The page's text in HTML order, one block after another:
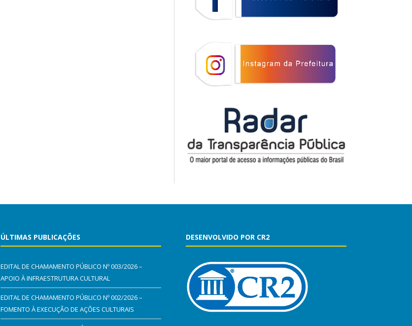
ÚLTIMAS PUBLICAÇÕES
EDITAL DE CHAMAMENTO PÚBLICO Nº 003/2026 –
APOIO À INFRAESTRUTURA CULTURAL
EDITAL DE CHAMAMENTO PÚBLICO Nº 002/2026 –
FOMENTO À EXECUÇÃO DE AÇÕES CULTURAIS
DESENVOLVIDO POR CR2